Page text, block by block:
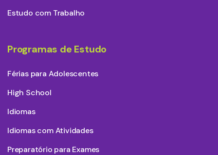
Estudo com Trabalho
Programas de Estudo
Férias para Adolescentes
High School
Idiomas
Idiomas com Atividades
Preparatório para Exames